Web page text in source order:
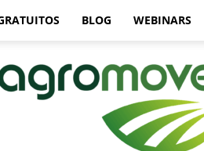
BLOG WEBINARS